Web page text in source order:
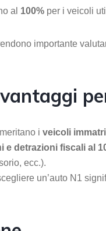
al 100% per i veicoli
importante
i veicoli
e detrazioni fiscali al
ecc.).
un’auto N1